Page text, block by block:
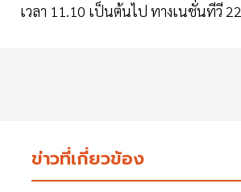
เวลา 11.10 เป็นต้นไป ทางเนชั่นทีวี 22
ข่าวที่เกี่ยวข้อง